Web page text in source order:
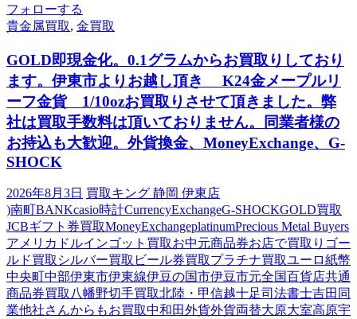
フォローする
貴金属買取, 金買取
GOLD即現金化。0.1グラムからお買取りしており
ます。伊東市よりお越し頂き K24金メープルリ
ーフ金貨 1/10ozお買取りさせて頂きました。弊
社は買取手数料は頂いておりません。同業者様の
お持込も大歓迎。外貨換金、MoneyExchange、G-
SHOCK
2026年8月3日 買取キング 静岡 伊東店
)南町BANKcasio時計CurrencyExchangeG-SHOCKGOLD買取
JCBギフト券買取MoneyExchangeplatinumPrecious Metal Buyers
アメリカドルインゴット買取お中元商品券お店で買取り ゴー
ルド買取 シルバー買取 ビール券買取プラチナ買取ユーロ紙幣
中央町中部伊東市伊東線伊豆の国市伊豆市元全国百貨店共通
商品券買取 八幡野切手買取北陸・甲信越十足司法書士吉田 同
業他社さんからもお買取中和田外貨外貨両替大原大室高原宇